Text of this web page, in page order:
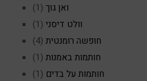
ואן גוך (1)
וולט דיסני (1)
חופשה רומנטית (4)
חותמות באמנות (1)
חותמות על בדים (1)